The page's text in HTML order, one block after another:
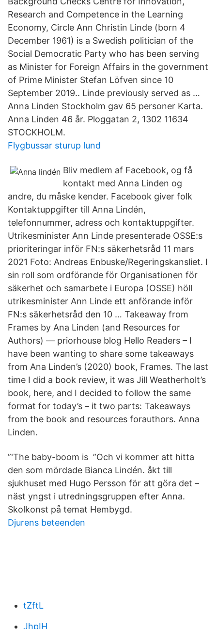
Research and Competence in the Learning
Economy, Circle Ann Christin Linde (born 4
December 1961) is a Swedish politician of the
Social Democratic Party who has been serving
as Minister for Foreign Affairs in the government
of Prime Minister Stefan Löfven since 10
September 2019.. Linde previously served as …
Anna Linden Stockholm gav 65 personer Karta.
Anna Linden 46 år. Ploggatan 2, 1302 11634
STOCKHOLM.
Flygbussar sturup lund
Bliv medlem af Facebook, og få
kontakt med Anna Linden og
andre, du måske kender. Facebook giver folk
Kontaktuppgifter till Anna Lindén,
telefonnummer, adress och kontaktuppgifter.
Utrikesminister Ann Linde presenterade OSSE:s
prioriteringar inför FN:s säkerhetsråd 11 mars
2021 Foto: Andreas Enbuske/Regeringskansliet. I
sin roll som ordförande för Organisationen för
säkerhet och samarbete i Europa (OSSE) höll
utrikesminister Ann Linde ett anförande inför
FN:s säkerhetsråd den 10 … Takeaway from
Frames by Ana Linden (and Resources for
Authors) — priorhouse blog Hello Readers – I
have been wanting to share some takeaways
from Ana Linden’s (2020) book, Frames. The last
time I did a book review, it was Jill Weatherholt’s
book, here, and I decided to follow the same
format for today’s – it two parts: Takeaways
from the book and resources forauthors. Anna
Linden.
”'The baby-boom is ”Och vi kommer att hitta
den som mördade Bianca Lindén. åkt till
sjukhuset med Hugo Persson för att göra det –
näst yngst i utredningsgruppen efter Anna.
Skolkonst på temat Hembygd.
Djurens beteenden
tZftL
JhpIH